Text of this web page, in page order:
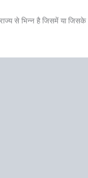
से भिन्न है जिसमें या जिसके